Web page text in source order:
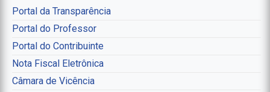
Portal da Transparência
Portal do Professor
Portal do Contribuinte
Nota Fiscal Eletrônica
Câmara de Vicência